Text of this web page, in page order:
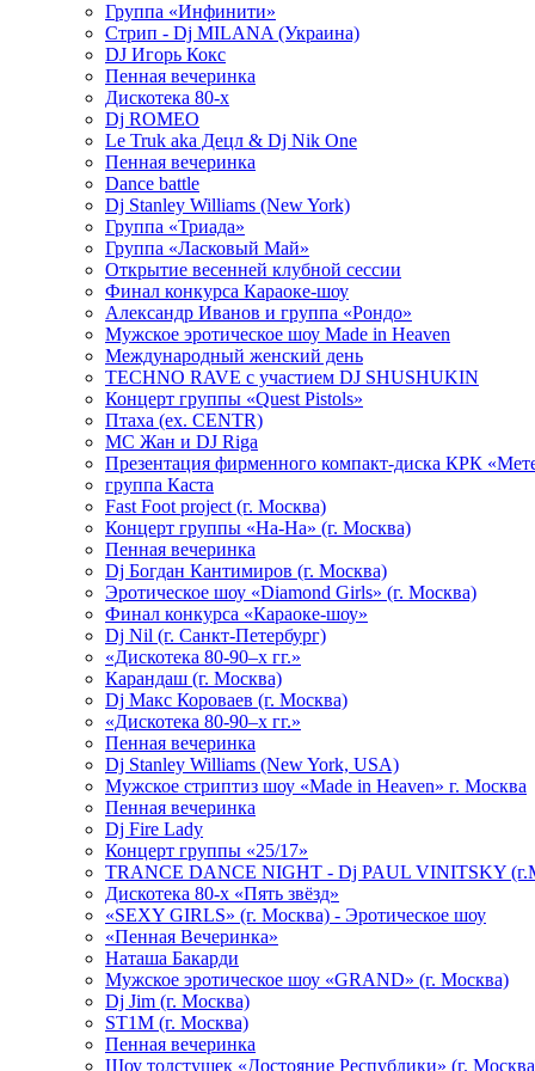
Группа «Инфинити»
Стрип - Dj MILANA (Украина)
DJ Игорь Кокс
Пенная вечеринка
Дискотека 80-х
Dj ROMEO
Le Truk aka Децл & Dj Nik One
Пенная вечеринка
Dance battle
Dj Stanley Williams (New York)
Группа «Триада»
Группа «Ласковый Май»
Открытие весенней клубной сессии
Финал конкурса Караоке-шоу
Александр Иванов и группа «Рондо»
Мужское эротическое шоу Made in Heaven
Международный женский день
TECHNO RAVE с участием DJ SHUSHUKIN
Концерт группы «Quest Pistols»
Птаха (ex. CENTR)
МС Жан и DJ Riga
Презентация фирменного компакт-диска КРК
группа Каста
Fast Foot project (г. Москва)
Концерт группы «На-На» (г. Москва)
Пенная вечеринка
Dj Богдан Кантимиров (г. Москва)
Эротическое шоу «Diamond Girls» (г. Москва)
Финал конкурса «Караоке-шоу»
Dj Nil (г. Санкт-Петербург)
«Дискотека 80-90–х гг.»
Карандаш (г. Москва)
Dj Макс Короваев (г. Москва)
«Дискотека 80-90–х гг.»
Пенная вечеринка
Dj Stanley Williams (New York, USA)
Мужское стриптиз шоу «Made in Heaven» г. Москва
Пенная вечеринка
Dj Fire Lady
Концерт группы «25/17»
TRANCE DANCE NIGHT - Dj PAUL VINITSKY
Дискотека 80-х «Пять звёзд»
«SEXY GIRLS» (г. Москва) - Эротическое шоу
«Пенная Вечеринка»
Hаташа Бакарди
Мужское эротическое шоу «GRAND» (г. Москва)
Dj Jim (г. Москва)
ST1M (г. Москва)
Пенная вечеринка
Шоу толстушек «Достояние Республики» (г.